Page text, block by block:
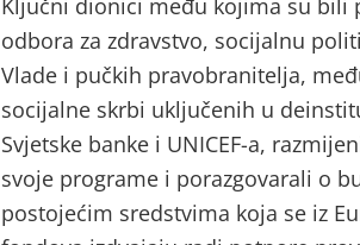
Ključni dionici među kojima su bili
odbora za zdravstvo, socijalnu
Vlade i pučkih pravobranitelja,
socijalne skrbi uključenih u
Svjetske banke i UNICEF-a,
svoje programe i porazgovarali o
postojećim sredstvima koja se iz